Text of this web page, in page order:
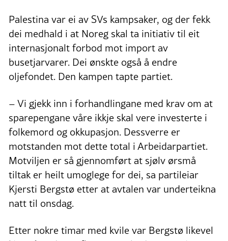
Palestina var ei av SVs kampsaker, og der fekk
dei medhald i at Noreg skal ta initiativ til eit
internasjonalt forbod mot import av
busetjarvarer. Dei ønskte også å endre
oljefondet. Den kampen tapte partiet.
– Vi gjekk inn i forhandlingane med krav om at
sparepengane våre ikkje skal vere investerte i
folkemord og okkupasjon. Dessverre er
motstanden mot dette total i Arbeidarpartiet.
Motviljen er så gjennomført at sjølv ørsmå
tiltak er heilt umoglege for dei, sa partileiar
Kjersti Bergstø etter at avtalen var underteikna
natt til onsdag.
Etter nokre timar med kvile var Bergstø likevel